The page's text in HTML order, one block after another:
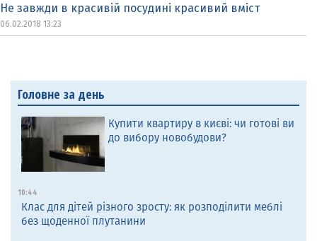
Не завжди в красивій посудині красивий вміст
06.02.2018 13:23
Головне за день
Купити квартиру в києві: чи готові ви
до вибору новобудови?
10:44
Клас для дітей різного зросту: як розподілити меблі
без щоденної плутанини